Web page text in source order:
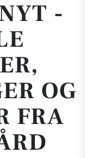
-
OG
FRA